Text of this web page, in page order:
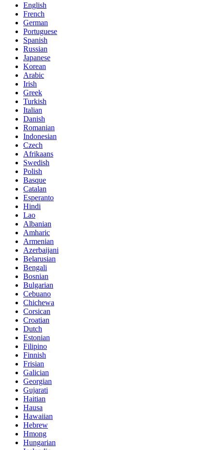
English
French
German
Portuguese
Spanish
Russian
Japanese
Korean
Arabic
Irish
Greek
Turkish
Italian
Danish
Romanian
Indonesian
Czech
Afrikaans
Swedish
Polish
Basque
Catalan
Esperanto
Hindi
Lao
Albanian
Amharic
Armenian
Azerbaijani
Belarusian
Bengali
Bosnian
Bulgarian
Cebuano
Chichewa
Corsican
Croatian
Dutch
Estonian
Filipino
Finnish
Frisian
Galician
Georgian
Gujarati
Haitian
Hausa
Hawaiian
Hebrew
Hmong
Hungarian